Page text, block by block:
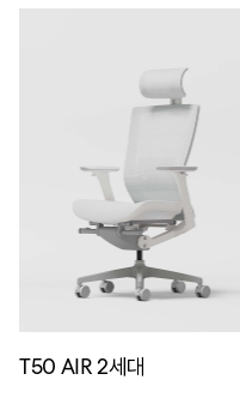
T50 AIR 2세대